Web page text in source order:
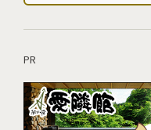
PR